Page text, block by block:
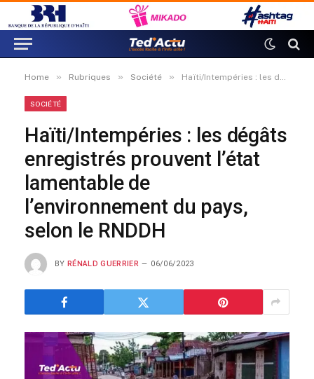
Home » Rubriques » Société » Haïti/Intempéries : les dégâts enregistrés prouvent l’état lamentable de l’environnement du pays, selon le RNDDH
SOCIÉTÉ
Haïti/Intempéries : les dégâts
enregistrés prouvent l’état
lamentable de
l’environnement du pays,
selon le RNDDH
BY RÉNALD GUERRIER 06/06/2023